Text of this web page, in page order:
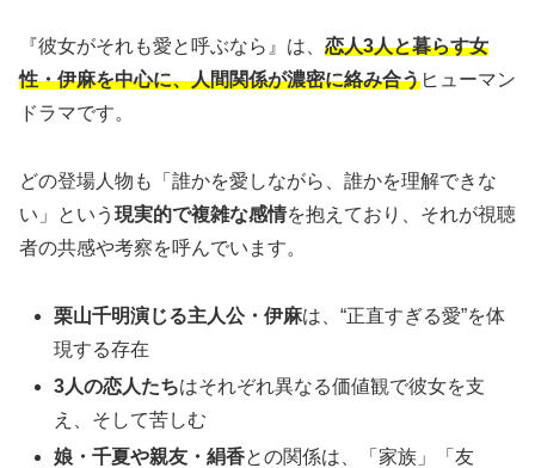
『彼女がそれも愛と呼ぶなら』は、 恋人3人と暮らす女
性・伊麻を中心に、人間関係が濃密に絡み合うヒューマン
ドラマです。
どの登場人物も「誰かを愛しながら、誰かを理解できな
い」という 現実的で複雑な感情を抱えており、それが視聴
者の共感や考察を呼んでいます。
栗山千明演じる主人公・伊麻は、“正直すぎる愛”を体
現する存在
3人の恋人たちはそれぞれ異なる価値観で彼女を支
え、そして苦しむ
娘・千夏や親友・絹香との関係は、「家族」「友